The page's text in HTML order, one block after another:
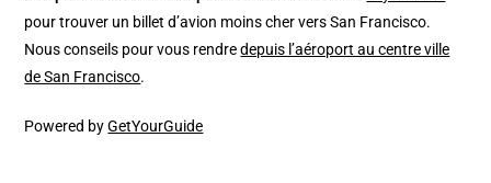
pour trouver un billet d’avion moins cher vers San Francisco.
Nous conseils pour vous rendredepuis l’aéroport au centre ville
de San Francisco.
Powered byGetYourGuide